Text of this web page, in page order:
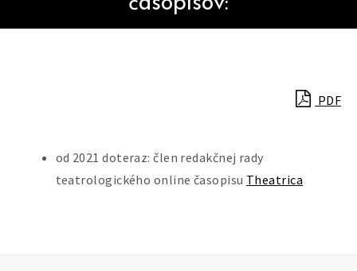
PDF
od 2021 doteraz: člen redakčnej rady
teatrologického online časopisu Theatrica